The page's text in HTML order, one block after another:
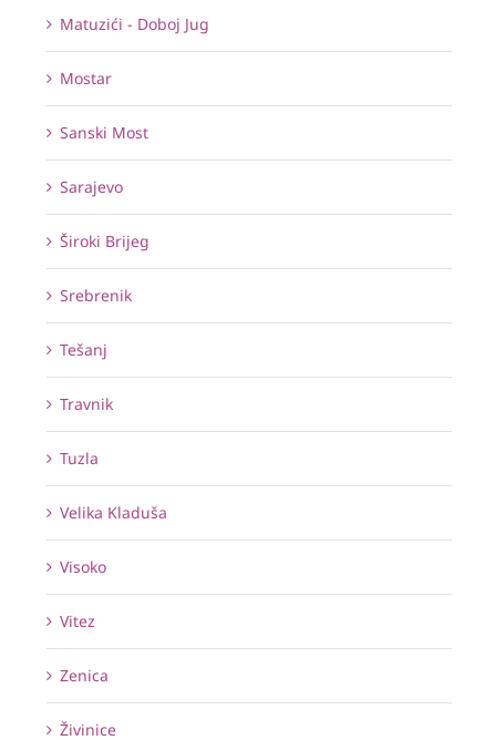
Matuzići - Doboj Jug
Mostar
Sanski Most
Sarajevo
Široki Brijeg
Srebrenik
Tešanj
Travnik
Tuzla
Velika Kladuša
Visoko
Vitez
Zenica
Živinice